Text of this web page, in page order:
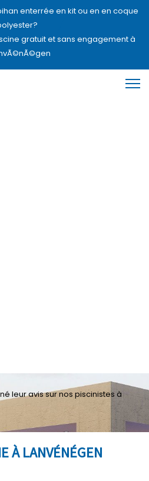
enterrée en kit ou en en coque
gratuit et sans engagement à
À LANVÉNÉGEN
leuravis sur nos piscinistes à